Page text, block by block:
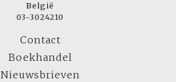
België
03-3024210
Contact
Boekhandel
Nieuwsbrieven